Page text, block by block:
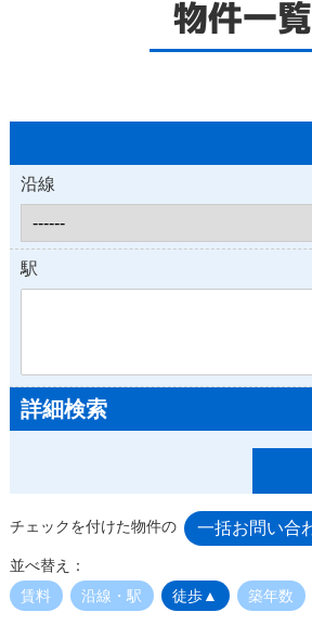
物件一覧
沿線
駅
詳細検索
チェックを付けた物件の
並べ替え：
賃料
沿線・駅 徒歩▲ 築年数